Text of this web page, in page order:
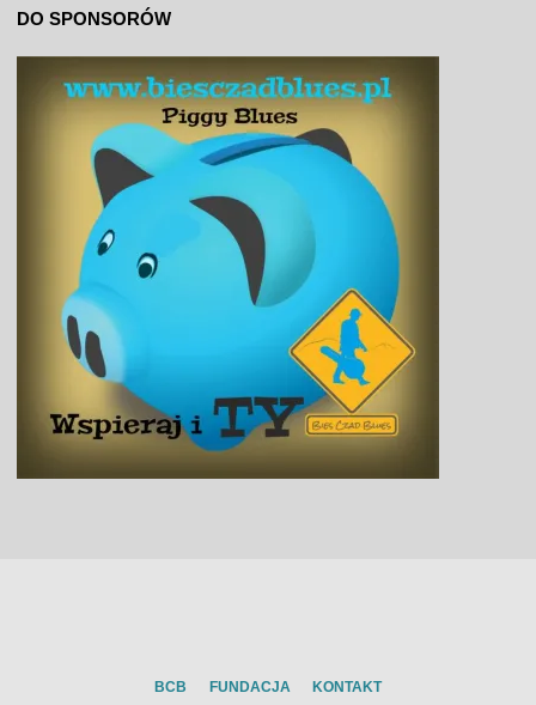
DO SPONSORÓW
BCB FUNDACJA KONTAKT